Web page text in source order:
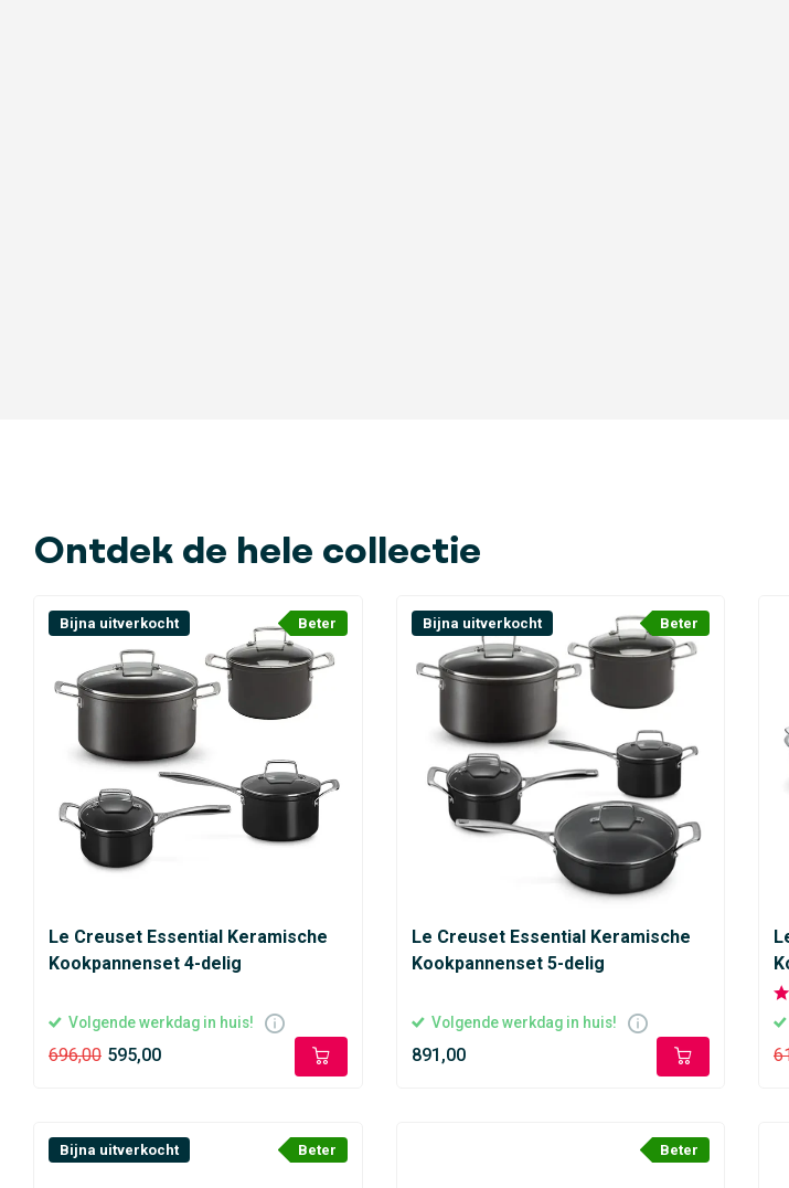
Ontdek de hele collectie
Bijna uitverkocht Beter
Le Creuset Essential Keramische
Kookpannenset 4-delig
Volgende werkdag in huis!
696,00 595,00
Bijna uitverkocht Beter
Le Creuset Essential Keramische
Kookpannenset 5-delig
Volgende werkdag in huis!
891,00
Bijna uitverkocht Beter Beter